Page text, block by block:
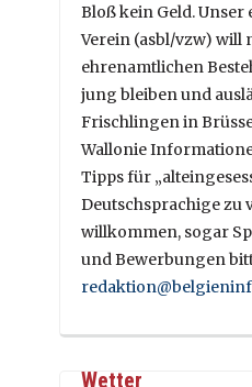
Bloß kein Geld.
Verein (asbl/vzw) will
ehrenamtlichen
jung bleiben und
Frischlingen in
Wallonie
Tipps für
Deutschsprachige zu
willkommen, sogar
und Bewerbungen
Wetter